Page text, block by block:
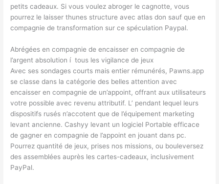
petits cadeaux. Si vous voulez abroger le cagnotte, vous
pourrez le laisser thunes structure avec atlas don sauf que en
compagnie de transformation sur ce spéculation Paypal.
Abrégées en compagnie de encaisser en compagnie de
l’argent absolution í tous les vigilance de jeux
Avec ses sondages courts mais entier rémunérés, Pawns.app
se classe dans la catégorie des belles attention avec
encaisser en compagnie de un’appoint, offrant aux utilisateurs
votre possible avec revenu attributif. L’ pendant lequel leurs
dispositifs rusés n’accotent que de l’équipement marketing
levant ancienne. Cashyy levant un logiciel Portable efficace
de gagner en compagnie de l’appoint en jouant dans pc.
Pourrez quantité de jeux, prises nos missions, ou bouleversez
des assemblées auprès les cartes-cadeaux, inclusivement
PayPal.